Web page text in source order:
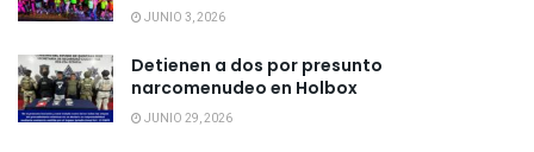
JUNIO 3, 2026
Detienen a dos por presunto
narcomenudeo en Holbox
JUNIO 29, 2026